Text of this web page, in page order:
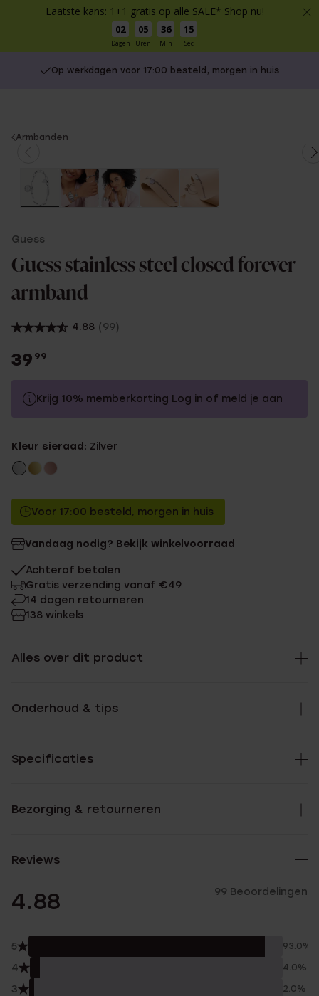
Laatste kans: 1+1 gratis op alle SALE* Shop nu!
02
Dagen
05
Uren
36
Min
14
Sec
Op werkdagen voor 17:00 besteld, morgen in huis
You
here:
Armbanden
Guess
Guess stainless steel closed forever
armband
4.88 (99)
39 99
Krijg 10% memberkorting Log in of meld je aan
Zonder memberkorting
Kleur sieraad: Zilver
Voor 17:00 besteld, morgen in huis
Vandaag nodig? Bekijk winkelvoorraad
Achteraf betalen
Gratis verzending vanaf €49
14 dagen retourneren
138 winkels
Alles over dit product
Onderhoud & tips
Specificaties
Bezorging & retourneren
Reviews
4.88 99 Beoordelingen
5 93.0%
4 4.0%
3 2.0%